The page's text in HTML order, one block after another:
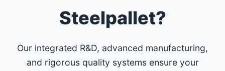
Steelpallet?
Our integrated R&D, advanced manufacturing,
and rigorous quality systems ensure your